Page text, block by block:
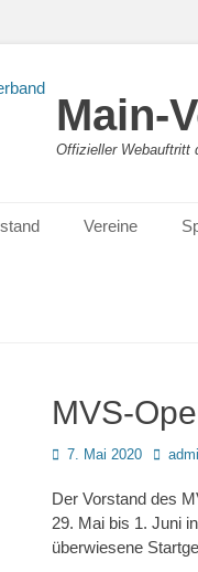
Main-
Offizieller Webauftritt
Vereine
MVS-
Posted
7. Mai 2020 Autor
Der Vorstand des
29. Mai bis 1. Juni
überwiesene